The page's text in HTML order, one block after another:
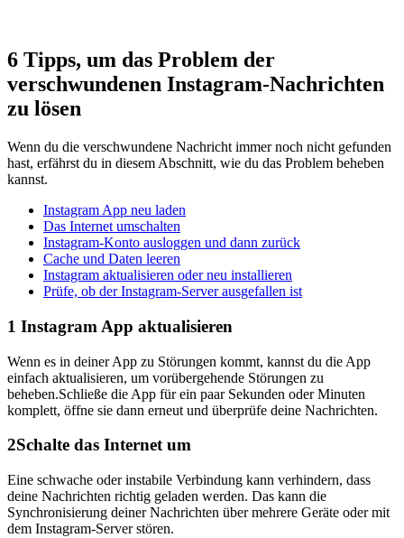
6 Tipps, um das Problem der
verschwundenen Instagram-Nachrichten
zu lösen
Wenn du die verschwundene Nachricht immer noch nicht gefunden
hast, erfährst du in diesem Abschnitt, wie du das Problem beheben
kannst.
Instagram App neu laden
Das Internet umschalten
Instagram-Konto ausloggen und dann zurück
Cache und Daten leeren
Instagram aktualisieren oder neu installieren
Prüfe, ob der Instagram-Server ausgefallen ist
1 Instagram App aktualisieren
Wenn es in deiner App zu Störungen kommt, kannst du die App
einfach aktualisieren, um vorübergehende Störungen zu
beheben.Schließe die App für ein paar Sekunden oder Minuten
komplett, öffne sie dann erneut und überprüfe deine Nachrichten.
2Schalte das Internet um
Eine schwache oder instabile Verbindung kann verhindern, dass
deine Nachrichten richtig geladen werden. Das kann die
Synchronisierung deiner Nachrichten über mehrere Geräte oder mit
dem Instagram-Server stören.